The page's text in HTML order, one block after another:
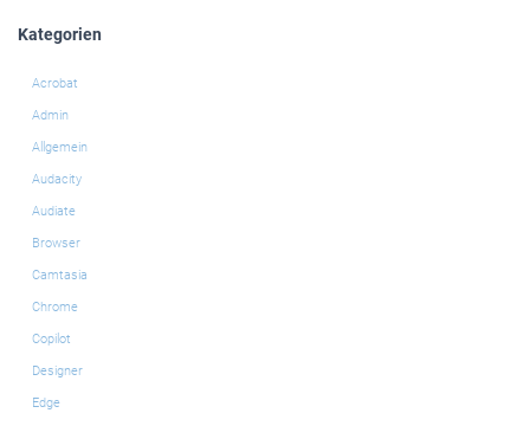
Kategorien
Acrobat
Admin
Allgemein
Audacity
Audiate
Browser
Camtasia
Chrome
Copilot
Designer
Edge